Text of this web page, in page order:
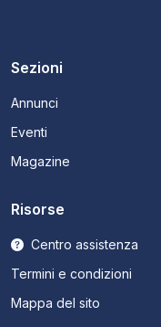
Sezioni
Annunci
Eventi
Magazine
Risorse
Centro assistenza
Termini e condizioni
Mappa del sito